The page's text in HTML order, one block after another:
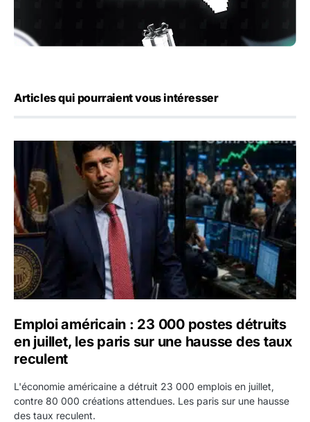
Articles qui pourraient vous intéresser
Emploi américain : 23 000 postes détruits en juillet, les
Emploi américain : 23 000 postes détruits
en juillet, les paris sur une hausse des taux
reculent
L'économie américaine a détruit 23 000 emplois en juillet,
contre 80 000 créations attendues. Les paris sur une hausse
des taux reculent.